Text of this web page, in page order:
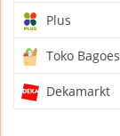
Plus
Toko Bagoes
Dekamarkt